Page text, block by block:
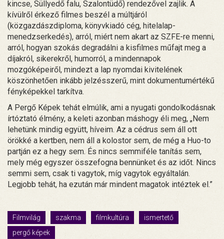
kincse, Süllyedő falu, Szalontüdő) rendezővel zajlik. A
kívülről érkező filmes beszél a múltjáról
(közgazdászdiploma, könyvkiadó cég, hitelalap-
menedzserkedés), arról, miért nem akart az SZFE-re menni,
arról, hogyan szokás degradálni a kisfilmes műfajt meg a
díjakról, sikerekről, humorról, a mindennapok
mozgóképeiről, mindezt a lap nyomdai kivitelének
köszönhetően inkább jelzésszerű, mint dokumentumértékű
fényképekkel tarkítva.
A Pergő Képek tehát elmúlik, ami a nyugati gondolkodásnak
írtóztató élmény, a keleti azonban máshogy éli meg, „Nem
lehetünk mindig együtt, híveim. Az a cédrus sem áll ott
örökké a kertben, nem áll a kolostor sem, de még a Huo-to
partján ez a hegy sem. És nincs semmiféle tanítás sem,
mely még egyszer összefogna bennünket és az időt. Nincs
semmi sem, csak ti vagytok, míg vagytok egyáltalán.
Legjobb tehát, ha ezután már mindent magatok intéztek el.”
Filmvilág szakma filmkultúra
ismertető
pergő képek